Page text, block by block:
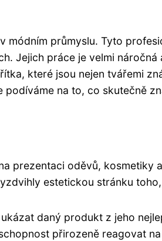
módním průmyslu. Tyto
Jejich práce je velmi
které jsou nejen tvářemi
na to, co skutečně
prezentaci oděvů,
estetickou stránku
daný produkt z jeho
přirozeně reagovat